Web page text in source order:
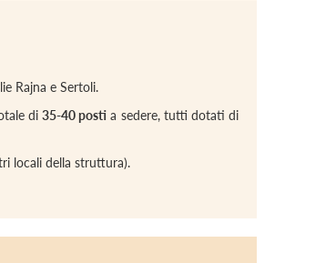
Rajna e Sertoli.
di35-40 posti a sedere, tutti dotati di
locali della struttura).